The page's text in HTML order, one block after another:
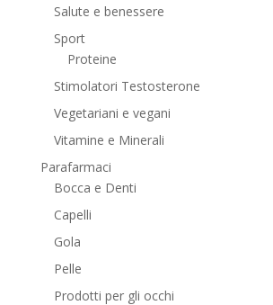
Salute e benessere
Sport
Proteine
Stimolatori Testosterone
Vegetariani e vegani
Vitamine e Minerali
Parafarmaci
Bocca e Denti
Capelli
Gola
Pelle
Prodotti per gli occhi